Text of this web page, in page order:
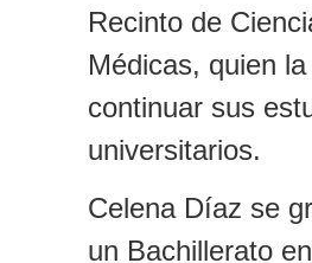
Recinto de
Médicas, quien
continuar sus
universitarios.
Celena Díaz se
un Bachillerato